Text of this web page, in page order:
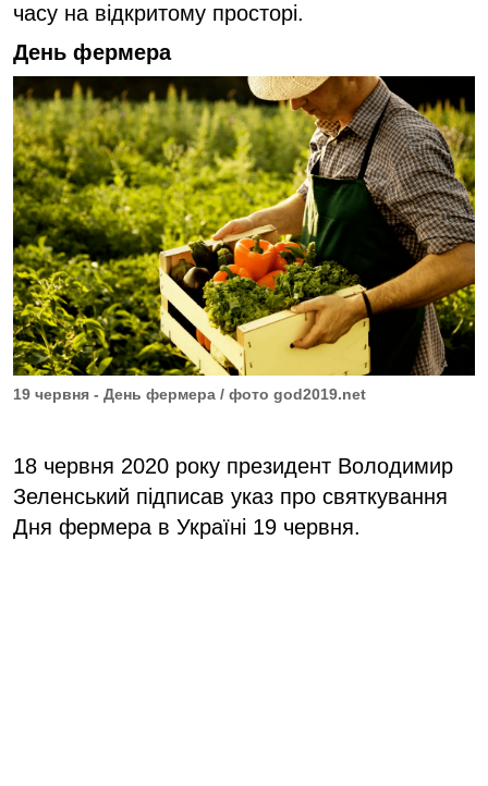
часу на відкритому просторі.
День фермера
19 червня - День фермера / фото god2019.net
18 червня 2020 року президент Володимир
Зеленський підписав указ про святкування
Дня фермера в Україні 19 червня.